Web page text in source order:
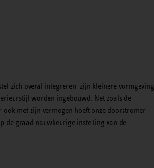
zich overal integreren: zijn kleinere vormgeving
worden ingebouwd. Net zoals de
met zijn vermogen hoeft onze doorstromer
de graad nauwkeurige instelling van de